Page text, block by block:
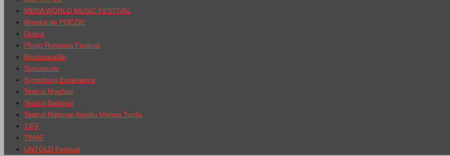
MERA WORLD MUSIC FESTIVAL
Minutul de POEZIE
Opera
Photo Romania Festival
Recomandări
Spectacole
Symphony Experience
Teatrul Maghiar
Teatrul Naţional
Teatrul Național Aureliu Manea Turda
TIFF
TiMAF
UNTOLD Festival